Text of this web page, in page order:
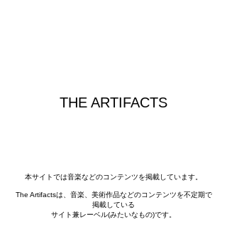
THE ARTIFACTS
本サイトでは音楽などのコンテンツを掲載しています。
The Artifactsは、音楽、美術作品などのコンテンツを不定期で
掲載している
サイト兼レーベル(みたいなもの)です。